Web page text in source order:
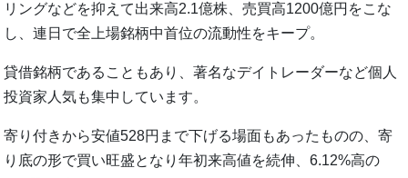
リングなどを抑えて出来高2.1億株、売買高1200億円をこな
し、連日で全上場銘柄中首位の流動性をキープ。
貸借銘柄であることもあり、著名なデイトレーダーなど個人
投資家人気も集中しています。
寄り付きから安値528円まで下げる場面もあったものの、寄
り底の形で買い旺盛となり年初来高値を続伸、6.12%高の